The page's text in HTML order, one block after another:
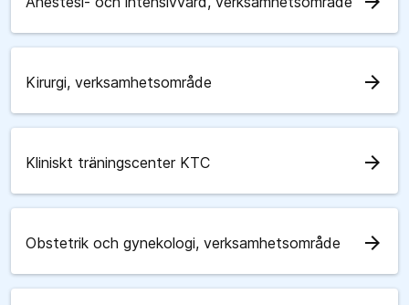
Kirurgi, verksamhetsområde arrow_forward
Kliniskt träningscenter KTC arrow_forward
Obstetrik och gynekologi, verksamhetsområde arrow_forward